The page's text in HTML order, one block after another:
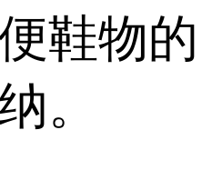
鞋物的
。